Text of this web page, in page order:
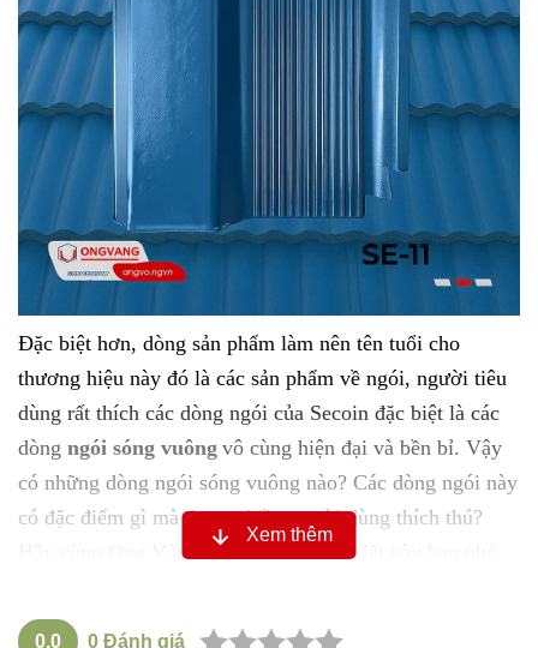
Đặc biệt hơn, dòng sản phẩm làm nên tên tuổi cho
thương hiệu này đó là các sản phẩm về ngói, người tiêu
dùng rất thích các dòng ngói của Secoin đặc biệt là các
dòng ngói sóng vuông vô cùng hiện đại và bền bỉ. Vậy
có những dòng ngói sóng vuông nào? Các dòng ngói này
có đặc điểm gì mà được nhiều người dùng thích thú?
Hãy cùng Ong Vàng tìm hiểu qua bài viết này bạn nhé.
Trước khi tìm hiểu về công năng cũng như chi tiết sản
Xem thêm
0.0 0 Đánh giá